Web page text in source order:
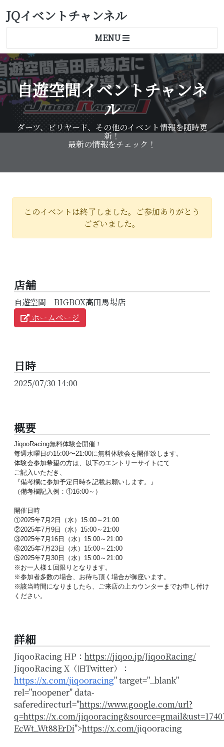
JQイベントチャンネル
MENU
自遊空間イベントチャンネ
ル
ダーツ、ビリヤード、その他のイベント情報を随時更
新！
最新の情報をチェック！
このイベントは終了しました。ご参加ありがとう
ございました。
店舗
自遊空間 BIGBOX高田馬場店
ホームページ
日時
2025/07/30 14:00
概要
JiqooRacing無料体験会開催！
毎週水曜日の15:00〜21:00に無料体験会を開催致します。
体験会参加希望の方は、以下のエントリーサイトにて
ご記入いただき、
『備考欄に参加予定日時を記載お願いします。』
（備考欄記入例：①16:00～）
開催日時
①2025年7月2日（水）15:00～21:00
②2025年7月9日（水）15:00～21:00
③2025年7月16日（水）15:00～21:00
④2025年7月23日（水）15:00～21:00
⑤2025年7月30日（水）15:00～21:00
※お一人様１回限りとなります。
※参加者多数の場合、お待ち頂く場合が御座います。
※該当時間になりましたら、 ご来店の上カウンターまでお申し付け
ください。
詳細
JiqooRacing HP： https://jiqoo.jp/JiqooRacing/
JiqooRacing X（旧Twitter）：
https://x.com/jiqooracing" target="_blank"
rel="noopener" data-
saferedirecturl="https://www.google.com/url?
q=https://x.com/
EcWt_Wt88ErDi">https://x.com/jiqooracing